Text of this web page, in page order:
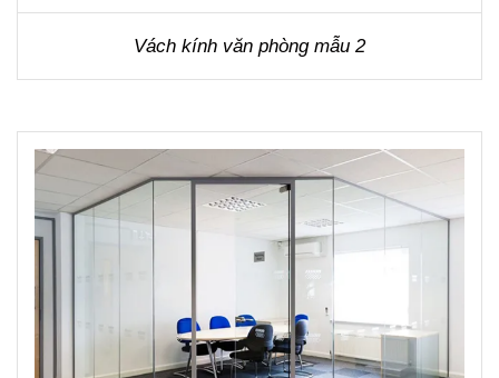
Vách kính văn phòng mẫu 2